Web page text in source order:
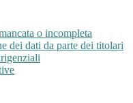
o incompleta
dei dati da parte dei titolari